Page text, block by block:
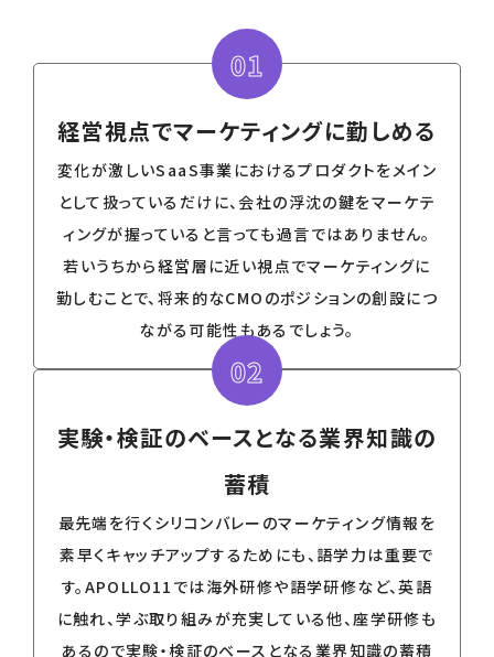
01
経営視点でマーケティングに勤しめる
変化が激しいSaaS事業におけるプロダクトをメイン
として扱っているだけに、会社の浮沈の鍵をマーケテ
ィングが握っていると言っても過言ではありません。
若いうちから経営層に近い視点でマーケティングに
勤しむことで、将来的なCMOのポジションの創設につ
ながる可能性もあるでしょう。
02
実験・検証のベースとなる業界知識の
蓄積
最先端を行くシリコンバレーのマーケティング情報を
素早くキャッチアップするためにも、語学力は重要で
す。APOLLO11では海外研修や語学研修など、英語
に触れ、学ぶ取り組みが充実している他、座学研修も
あるので実験・検証のベースとなる業界知識の蓄積